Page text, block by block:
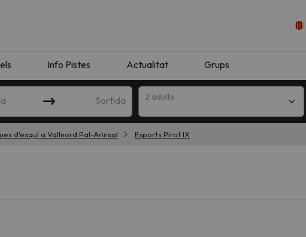
Info Pistes Actualitat Grups
Sortida 2 adults
d'esquí a Vallnord Pal-Arinsal Esports Pirot IX